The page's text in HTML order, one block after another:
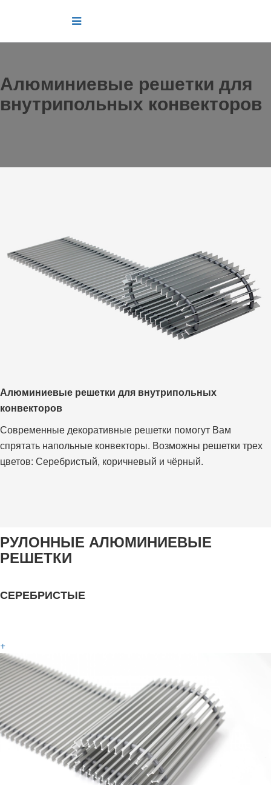
Алюминиевые решетки для
внутрипольных конвекторов
Алюминиевые решетки для внутрипольных
конвекторов
Современные декоративные решетки помогут Вам
спрятать напольные конвекторы. Возможны решетки трех
цветов: Серебристый, коричневый и чёрный.
РУЛОННЫЕ АЛЮМИНИЕВЫЕ
РЕШЕТКИ
СЕРЕБРИСТЫЕ
+